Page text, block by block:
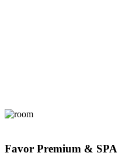
Favor Premium & SPA